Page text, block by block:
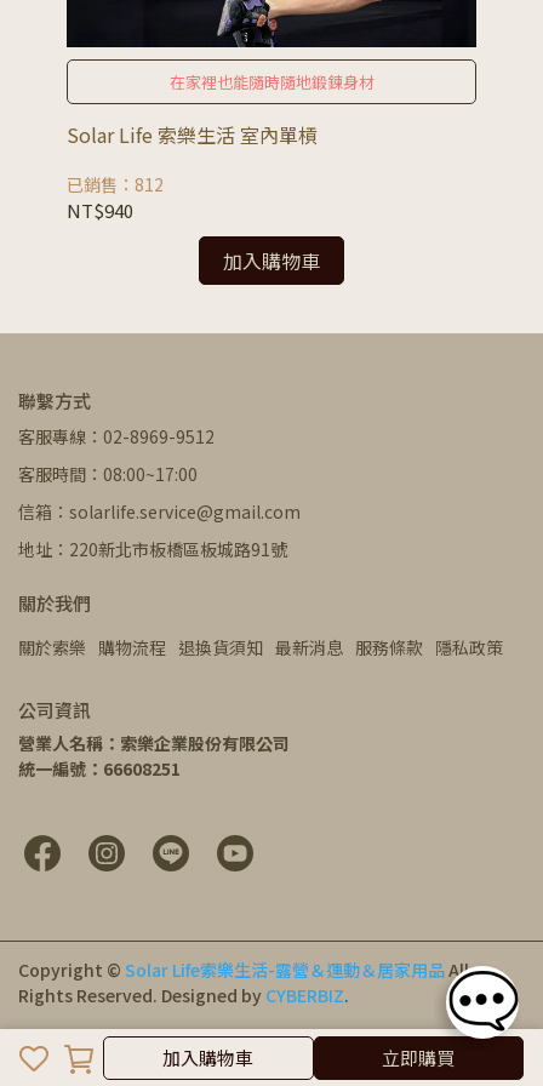
加入購物車
加入購物車 立即購買
在家裡也能隨時隨地鍛鍊身材
Solar Life 索樂生活 室內單槓
已銷售：812
NT$940
加入購物車
聯繫方式
客服專線：02-8969-9512
客服時間：08:00~17:00
信箱：solarlife.service@gmail.com
地址：220新北市板橋區板城路91號
關於我們
關於索樂 購物流程 退換貨須知 最新消息 服務條款 隱私政策
公司資訊
營業人名稱：索樂企業股份有限公司
統一編號：66608251
Copyright © Solar Life索樂生活-露營＆運動＆居家用品All
Rights Reserved. Designed by CYBERBIZ.